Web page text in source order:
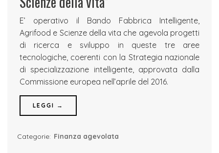
E’ operativo il Bando Fabbrica Intelligente,
Agrifood e Scienze della vita che agevola progetti
di ricerca e sviluppo in queste tre aree
tecnologiche, coerenti con la Strategia nazionale
di specializzazione intelligente, approvata dalla
Commissione europea nell’aprile del 2016.
LEGGI →
Categorie: Finanza agevolata